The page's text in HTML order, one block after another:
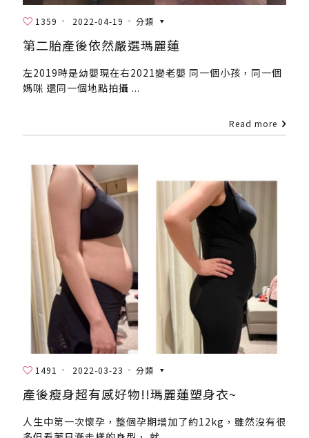
1359 2022-04-19 分類
第二胎產後依然嚴選瑪麗蓮
左2019時是幼嬰現在右2021變老嬰 同一個小孩，同一個
媽咪 還同一個地點拍攝 ...
Read more
1491 2022-03-23 分類
產後瘦身超有感好物!!瑪麗蓮塑身衣~
人生中第一次懷孕，整個孕期增加了約12kg，雖然沒有很